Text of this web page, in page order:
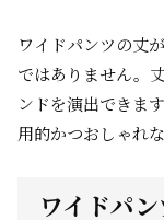
ワイドパンツの丈
ではありません。
ンドを演出できま
用的かつおしゃれ
ワイドパ